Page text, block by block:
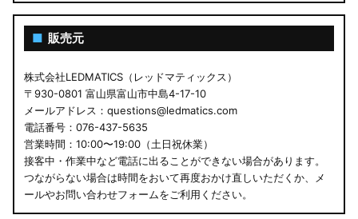
■ 販売元
株式会社LEDMATICS（レッドマティックス）
〒930-0801 富山県富山市中島4-17-10
メールアドレス：questions@ledmatics.com
電話番号：076-437-5635
営業時間：10:00〜19:00（土日祝休業）
接客中・作業中など電話に出ることができない場合があります。
つながらない場合は時間をおいて再度おかけ直しいただくか、メ
ールやお問い合わせフォームをご利用ください。